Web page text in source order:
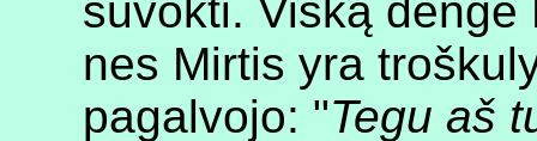
suvokti. Viską
nes Mirtis yra
pagalvojo: "Tegu aš